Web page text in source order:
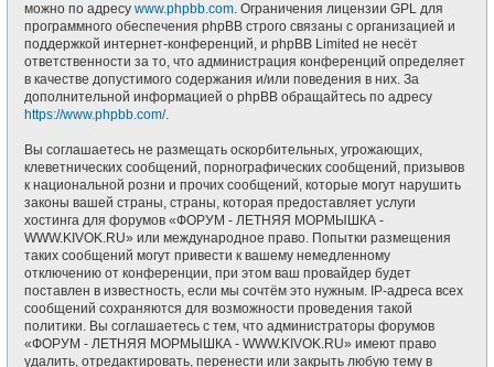
можно по адресу www.phpbb.com. Ограничения лицензии GPL для
программного обеспечения phpBB строго связаны с организацией и
поддержкой интернет-конференций, и phpBB Limited не несёт
ответственности за то, что администрация конференций определяет
в качестве допустимого содержания и/или поведения в них. За
дополнительной информацией о phpBB обращайтесь по адресу
https://www.phpbb.com/.
Вы соглашаетесь не размещать оскорбительных, угрожающих,
клеветнических сообщений, порнографических сообщений, призывов
к национальной розни и прочих сообщений, которые могут нарушить
законы вашей страны, страны, которая предоставляет услуги
хостинга для форумов «ФОРУМ - ЛЕТНЯЯ МОРМЫШКА -
WWW.KIVOK.RU» или международное право. Попытки размещения
таких сообщений могут привести к вашему немедленному
отключению от конференции, при этом ваш провайдер будет
поставлен в известность, если мы сочтём это нужным. IP-адреса всех
сообщений сохраняются для возможности проведения такой
политики. Вы соглашаетесь с тем, что администраторы форумов
«ФОРУМ - ЛЕТНЯЯ МОРМЫШКА - WWW.KIVOK.RU» имеют право
удалить, отредактировать, перенести или закрыть любую тему в